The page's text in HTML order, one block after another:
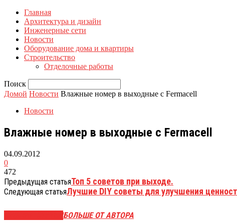
Главная
Архитектура и дизайн
Инженерные сети
Новости
Оборудование дома и квартиры
Строительство
Отделочные работы
Поиск
Домой Новости Влажные номер в выходные с Fermacell
Новости
Влажные номер в выходные с Fermacell
04.09.2012
0
472
Предыдущая статьяТоп 5 советов при выходе.
Следующая статьяЛучшие DIY советы для улучшения
БОЛЬШЕ ОТ АВТОРА